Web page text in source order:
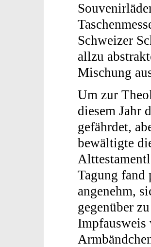
Schweizer
allzu
Mischung
Um zur
diesem Jahr
gefährdet,
bewältigte
Tagung fand
angenehm,
gegenüber
Impfausweis